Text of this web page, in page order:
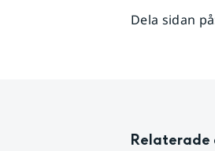
Dela sidan på